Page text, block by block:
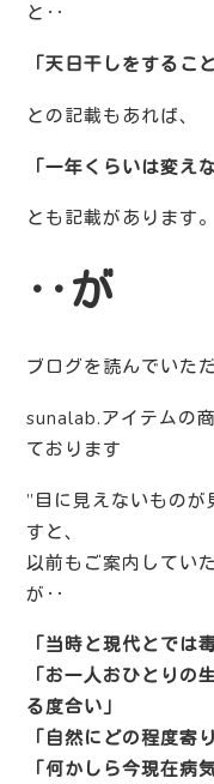
と‥
「天日干しをするこ
との記載もあれば、
「一年くらいは変え
とも記載があります。
‥が
ブログを読んでいた
sunalab.アイテムの
ております
”目に見えないもの
すと、
以前もご案内してい
が‥
「当時と現代とでは
「お一人おひとりの
る度合い」
「自然にどの程度寄
「何かしら今現在病